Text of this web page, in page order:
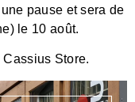
pause et sera de
le 10 août.
Store.